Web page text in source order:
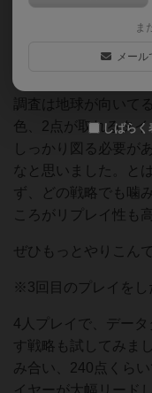
る戦略。結果2位で
2回目は調査にも力
調査は地球が向いて
色、2点が取れるタ
しっかり図る必要が
なと思いました。と
ず、どの戦略でも噛
ころがリプレイ性も
ぜひもっとやりこん
※3回目のプレイをし
4人プレイで、デー
す戦略も試してみま
み合い、240点くら
イヤーが大幅リード
ま
メール
しばらく